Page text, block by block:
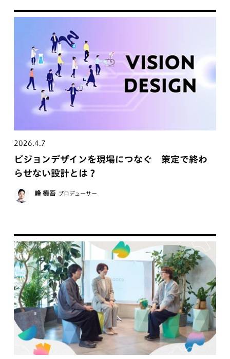
2026.4.7
ビジョンデザインを現場につなぐ 策定で終わ
らせない設計とは？
峰 槙吾 プロデューサー